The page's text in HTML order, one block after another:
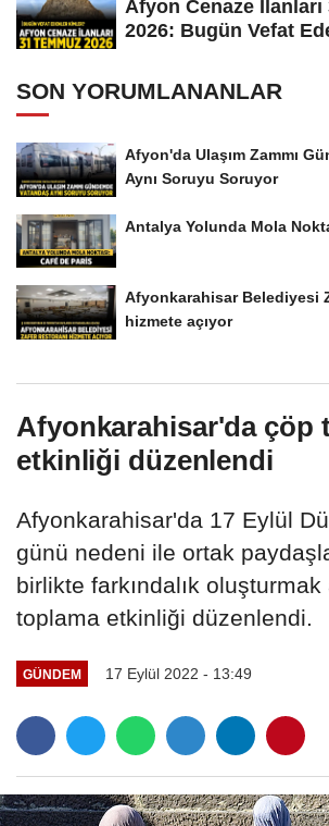
Afyon Cenaze İlanları
2026: Bugün Vefat
SON YORUMLANANLAR
Afyon'da Ulaşım Zammı
Aynı Soruyu Soruyor
Antalya Yolunda Mola
Afyonkarahisar Belediyesi
hizmete açıyor
Afyonkarahisar'da çöp
etkinliği düzenlendi
Afyonkarahisar'da 17 Eylül
günü nedeni ile ortak
birlikte farkındalık oluşturmak
toplama etkinliği düzenlendi.
GÜNDEM 17 Eylül 2022 - 13:49